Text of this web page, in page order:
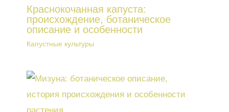
Краснокочанная капуста:
происхождение, ботаническое
описание и особенности
Капустные культуры